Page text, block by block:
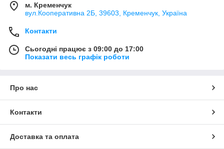
м. Кременчук
вул.Кооперативна 2Б, 39603, Кременчук, Україна
Контакти
Сьогодні працює з 09:00 до 17:00
Показати весь графік роботи
Про нас
Контакти
Доставка та оплата